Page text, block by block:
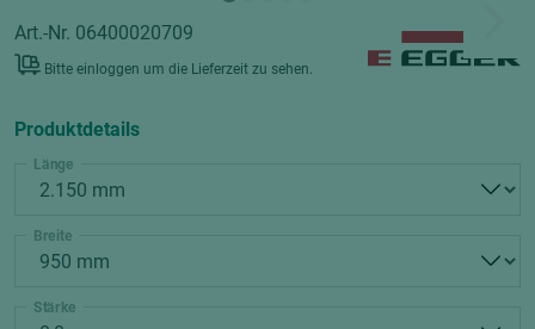
Art.-Nr. 06400020709
Bitte einloggen um die Lieferzeit zu sehen.
Produktdetails
Länge
Breite
Stärke